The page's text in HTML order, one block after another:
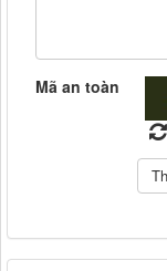
Mã an toàn